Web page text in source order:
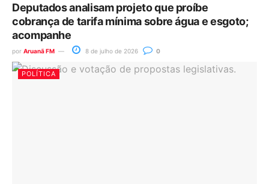
Deputados analisam projeto que proíbe
cobrança de tarifa mínima sobre água e esgoto;
acompanhe
por Aruanã FM 8 de julho de 2026 0
POLÍTICA